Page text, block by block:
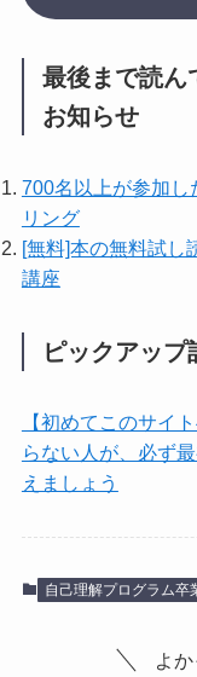
最後まで読ん
お知らせ
700名以上が参加し
リング
[無料]本の無料試し
講座
ピックアップ
【初めてこのサイ
らない人が、必ず
えましょう
自己理解プログラム卒
よ